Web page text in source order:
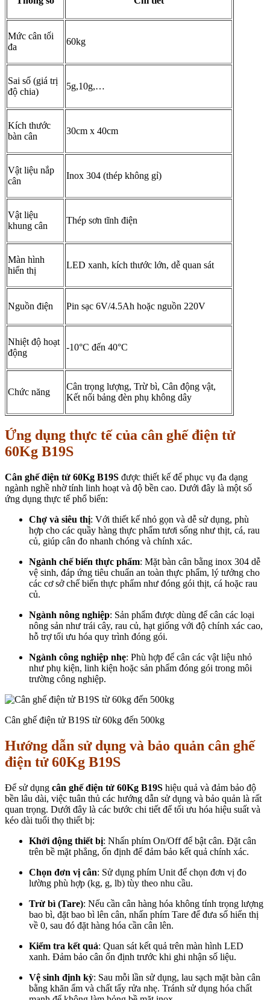
Mức cân tối
đa
60kg
Sai số (giá trị
độ chia)
5g,10g,…
Kích thước
bàn cân
30cm x 40cm
Vật liệu nắp
cân
Inox 304 (thép không gỉ)
Vật liệu
khung cân
Thép sơn tĩnh điện
Màn hình
hiển thị
LED xanh, kích thước lớn, dễ quan sát
Nguồn điện Pin sạc 6V/4.5Ah hoặc nguồn 220V
Nhiệt độ hoạt
động
-10°C đến 40°C
Chức năng
Cân trọng lượng, Trừ bì, Cân động vật,
Kết nối bảng đèn phụ không dây
Ứng dụng thực tế của cân ghế điện tử
60Kg B19S
Cân ghế điện tử 60Kg B19S được thiết kế để phục vụ đa dạng
ngành nghề nhờ tính linh hoạt và độ bền cao. Dưới đây là một số
ứng dụng thực tế phổ biến:
Chợ và siêu thị: Với thiết kế nhỏ gọn và dễ sử dụng, phù
hợp cho các quầy hàng thực phẩm tươi sống như thịt, cá, rau
củ, giúp cân đo nhanh chóng và chính xác.
Ngành chế biến thực phẩm: Mặt bàn cân bằng inox 304 dễ
vệ sinh, đáp ứng tiêu chuẩn an toàn thực phẩm, lý tưởng cho
các cơ sở chế biến thực phẩm như đóng gói thịt, cá hoặc rau
củ.
Ngành nông nghiệp: Sản phẩm được dùng để cân các loại
nông sản như trái cây, rau củ, hạt giống với độ chính xác cao,
hỗ trợ tối ưu hóa quy trình đóng gói.
Ngành công nghiệp nhẹ: Phù hợp để cân các vật liệu nhỏ
như phụ kiện, linh kiện hoặc sản phẩm đóng gói trong môi
trường công nghiệp.
Cân ghế điện tử B19S từ 60kg đến 500kg
Hướng dẫn sử dụng và bảo quản cân ghế
điện tử 60Kg B19S
Để sử dụng cân ghế điện tử 60Kg B19S hiệu quả và đảm bảo độ
bền lâu dài, việc tuân thủ các hướng dẫn sử dụng và bảo quản là rất
quan trọng. Dưới đây là các bước chi tiết để tối ưu hóa hiệu suất và
kéo dài tuổi thọ thiết bị:
Khởi động thiết bị: Nhấn phím On/Off để bật cân. Đặt cân
trên bề mặt phẳng, ổn định để đảm bảo kết quả chính xác.
Chọn đơn vị cân: Sử dụng phím Unit để chọn đơn vị đo
lường phù hợp (kg, g, lb) tùy theo nhu cầu.
Trừ bì (Tare): Nếu cần cân hàng hóa không tính trọng lượng
bao bì, đặt bao bì lên cân, nhấn phím Tare để đưa số hiển thị
về 0, sau đó đặt hàng hóa cần cân lên.
Kiểm tra kết quả: Quan sát kết quả trên màn hình LED
xanh. Đảm bảo cân ổn định trước khi ghi nhận số liệu.
Vệ sinh định kỳ: Sau mỗi lần sử dụng, lau sạch mặt bàn cân
bằng khăn ẩm và chất tẩy rửa nhẹ. Tránh sử dụng hóa chất